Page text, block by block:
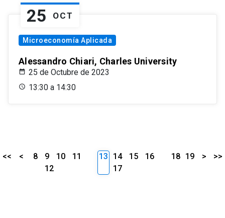
25 OCT
Microeconomía Aplicada
Alessandro Chiari, Charles University
25 de Octubre de 2023
13:30 a 14:30
<< < 8 9 10
11
12
13 14 15
16
17
18 19 > >>